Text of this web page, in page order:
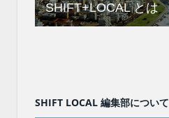
SHIFT+LOCAL とは
SHIFT LOCAL 編集部について